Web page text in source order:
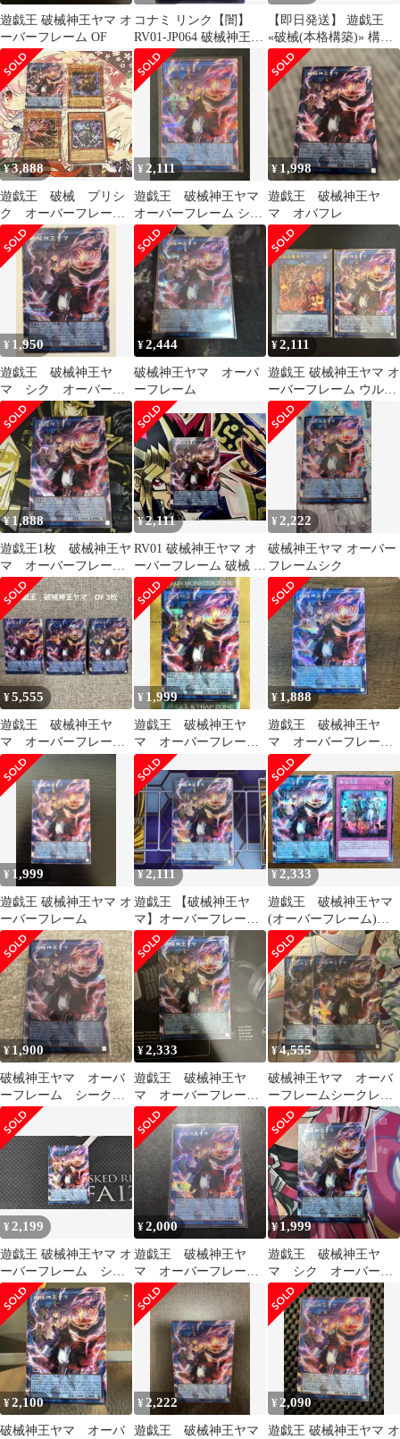
遊戯王 破械神王ヤマ オ
ーバーフレーム OF
コナミ リンク【闇】
RV01-JP064 破械神王ヤ
マ(オーバーフレーム)
シークレット
【即日発送】 遊戯王
«破械(本格構築)» 構築
済みデッキ 70枚 日版
¥3,888
遊戯王 破械 プリシ
ク オーバーフレーム
シク シークレット
セット
¥ 2,111
遊戯王 破械神王ヤマ
オーバーフレーム シー
クレット
¥ 1,998
遊戯王 破械神王ヤ
マ オバフレ
¥ 1,950
遊戯王 破械神王ヤ
マ シク オーバーフ
レームシク
¥2,444
破械神王ヤマ オーバ
ーフレーム
¥2,111
遊戯王 破械神王ヤマ オ
ーバーフレーム ウルト
ラ2枚セット
¥1,888
遊戯王1枚 破械神王ヤ
マ オーバーフレー
ム シークレット
¥2,111
RV01 破械神王ヤマ オ
ーバーフレーム 破械 ヤ
マ シク
¥ 2,222
破械神王ヤマ オーバー
フレームシク
¥5,555
遊戯王 破械神王ヤ
マ オーバーフレーム3
枚
¥ 1,999
遊戯王 破械神王ヤ
マ オーバーフレー
ム シークレットレ
ア 1枚
¥ 1,888
遊戯王 破械神王ヤ
マ オーバーフレー
ム シークレット
¥ 1,999
遊戯王 破械神王ヤマ オ
ーバーフレーム
¥2,111
遊戯王 【破械神王ヤ
マ】オーバーフレーム
シークレットレア×1枚
¥2,333
遊戯王 破械神王ヤマ
(オーバーフレーム)＋
おまけ
¥ 1,900
破械神王ヤマ オーバ
ーフレーム シークレ
ット
¥2,333
遊戯王 破械神王ヤ
マ オーバーフレー
ム 1枚
¥4,555
破械神王ヤマ オーバ
ーフレームシークレッ
ト 2枚
¥ 2,199
遊戯王 破械神王ヤマ オ
ーバーフレーム シー
クレット
¥2,000
遊戯王 破械神王ヤ
マ オーバーフレー
ム 1枚
¥ 1,999
遊戯王 破械神王ヤ
マ シク オーバーフ
レームシク 即発送
¥2,100
破械神王ヤマ オーバ
¥ 2,222
遊戯王 破械神王ヤマ
¥ 2,090
遊戯王 破械神王ヤマ オ